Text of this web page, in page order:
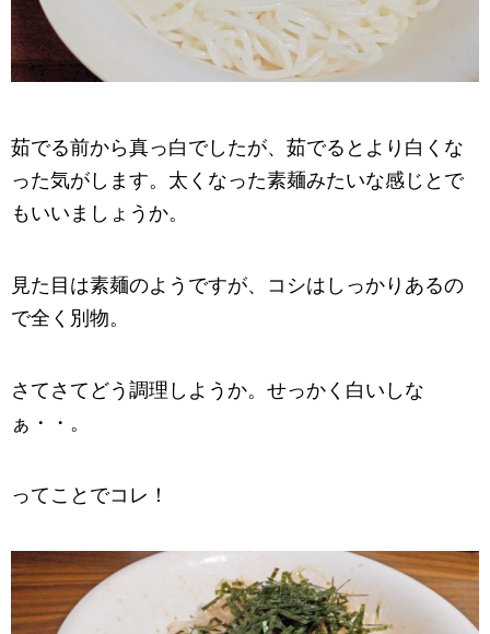
茹でる前から真っ白でしたが、茹でるとより白くな
った気がします。太くなった素麺みたいな感じとで
もいいましょうか。
見た目は素麺のようですが、コシはしっかりあるの
で全く別物。
さてさてどう調理しようか。せっかく白いしな
ぁ・・。
ってことでコレ！